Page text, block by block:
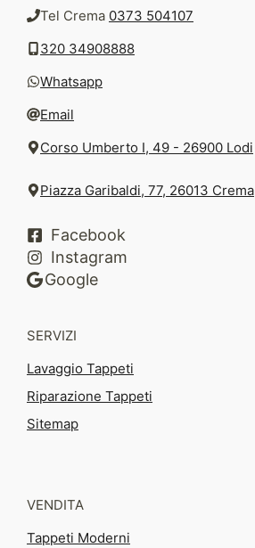
Tel Crema 0373 504107
320 34908888
Whatsapp
Email
Corso Umberto I, 49 - 26900 Lodi
Piazza Garibaldi, 77, 26013 Crema
Facebook
Instagram
Google
SERVIZI
Lavaggio Tappeti
Riparazione Tappeti
Sitemap
VENDITA
Tappeti Moderni